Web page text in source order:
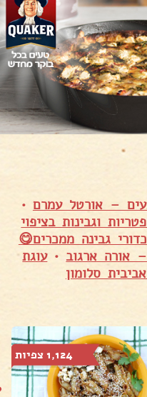
– אורטל עמרם •
וגבינות בציפוי
כדורי גבינה ממכרים😋
אורה ארגוב •עוגת
סלומון
1,124 צפיות